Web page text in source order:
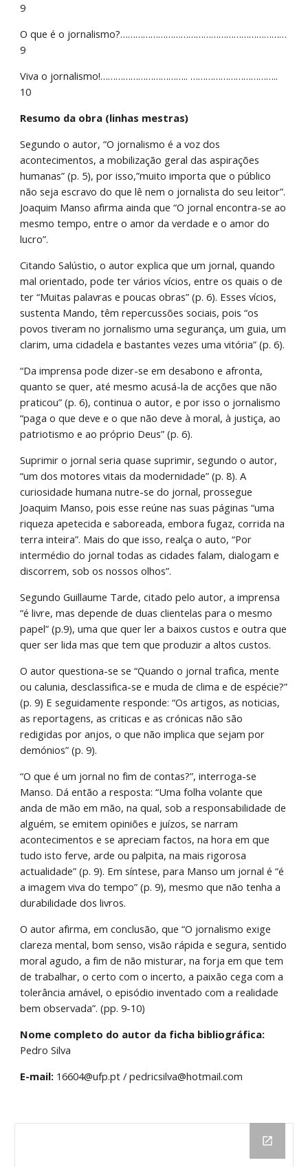
9
O que é o jornalismo?…………………………………………………………
9
Viva o jornalismo!…………………………….. ……………………………..
10
Resumo da obra (linhas mestras)
Segundo o autor, “O jornalismo é a voz dos
acontecimentos, a mobilização geral das aspirações
humanas” (p. 5), por isso,”muito importa que o público
não seja escravo do que lê nem o jornalista do seu leitor”.
Joaquim Manso afirma ainda que “O jornal encontra-se ao
mesmo tempo, entre o amor da verdade e o amor do
lucro”.
Citando Salústio, o autor explica que um jornal, quando
mal orientado, pode ter vários vícios, entre os quais o de
ter “Muitas palavras e poucas obras” (p. 6). Esses vícios,
sustenta Mando, têm repercussões sociais, pois “os
povos tiveram no jornalismo uma segurança, um guia, um
clarim, uma cidadela e bastantes vezes uma vitória” (p. 6).
“Da imprensa pode dizer-se em desabono e afronta,
quanto se quer, até mesmo acusá-la de acções que não
praticou” (p. 6), continua o autor, e por isso o jornalismo
“paga o que deve e o que não deve à moral, à justiça, ao
patriotismo e ao próprio Deus” (p. 6).
Suprimir o jornal seria quase suprimir, segundo o autor,
“um dos motores vitais da modernidade” (p. 8). A
curiosidade humana nutre-se do jornal, prossegue
Joaquim Manso, pois esse reúne nas suas páginas “uma
riqueza apetecida e saboreada, embora fugaz, corrida na
terra inteira”. Mais do que isso, realça o auto, “Por
intermédio do jornal todas as cidades falam, dialogam e
discorrem, sob os nossos olhos”.
Segundo Guillaume Tarde, citado pelo autor, a imprensa
“é livre, mas depende de duas clientelas para o mesmo
papel” (p.9), uma que quer ler a baixos custos e outra que
quer ser lida mas que tem que produzir a altos custos.
O autor questiona-se se “Quando o jornal trafica, mente
ou calunia, desclassifica-se e muda de clima e de espécie?”
(p. 9) E seguidamente responde: “Os artigos, as noticias,
as reportagens, as criticas e as crónicas não são
redigidas por anjos, o que não implica que sejam por
demónios” (p. 9).
“O que é um jornal no fim de contas?”, interroga-se
Manso. Dá então a resposta: “Uma folha volante que
anda de mão em mão, na qual, sob a responsabilidade de
alguém, se emitem opiniões e juízos, se narram
acontecimentos e se apreciam factos, na hora em que
tudo isto ferve, arde ou palpita, na mais rigorosa
actualidade” (p. 9). Em síntese, para Manso um jornal é “é
a imagem viva do tempo” (p. 9), mesmo que não tenha a
durabilidade dos livros.
O autor afirma, em conclusão, que “O jornalismo exige
clareza mental, bom senso, visão rápida e segura, sentido
moral agudo, a fim de não misturar, na forja em que tem
de trabalhar, o certo com o incerto, a paixão cega com a
tolerância amável, o episódio inventado com a realidade
bem observada”. (pp. 9-10)
Nome completo do autor da ficha bibliográfica:
Pedro Silva
E-mail: 16604@ufp.pt / pedricsilva@hotmail.com